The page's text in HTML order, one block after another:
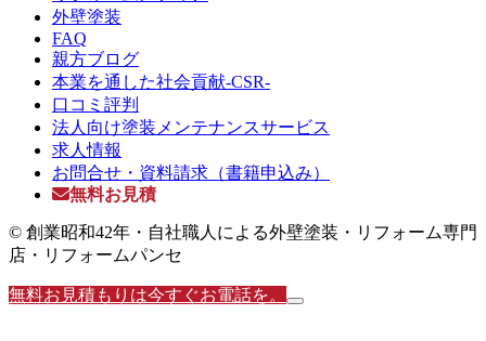
外壁塗装
FAQ
親方ブログ
本業を通した社会貢献-CSR-
口コミ評判
法人向け塗装メンテナンスサービス
求人情報
お問合せ・資料請求（書籍申込み）
無料お見積
© 創業昭和42年・自社職人による外壁塗装・リフォーム専門
店・リフォームパンセ
無料お見積もりは今すぐお電話を。